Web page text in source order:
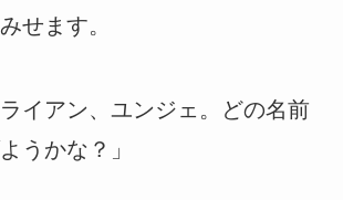
せます。
ライアン、ユンジェ。どの名前
うかな？」